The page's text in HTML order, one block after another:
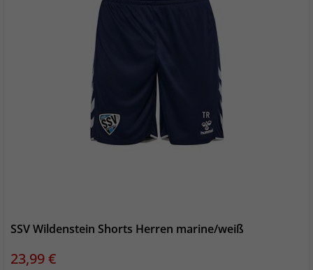
SSV Wildenstein Shorts Herren marine/weiß
Preis
23,99 €